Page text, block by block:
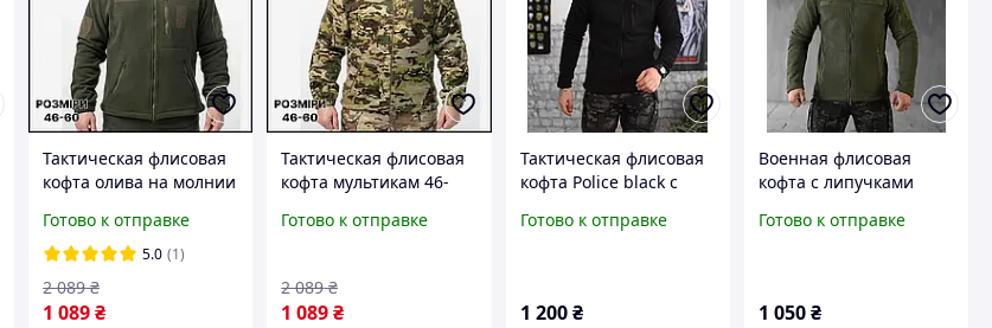
Тактическая флисовая
кофта олива на молнии
мужская флиска хаки с
липучками кофта ЗСУ
Р/В
Готово к отправке
5.0 (1)
1 089₴
2 089 ₴
Тактическая флисовая
кофта мультикам 46-
флиска мультикам на
кофта ЗСУ Р/В
Готово к отправке
1 089₴
2 089 ₴
Тактическая флисовая
кофта Police black с
военная кофта флиска
Готово к отправке
1 200 ₴
Военная флисовая
кофта с липучками
флисовка уставная
viy skk tor
Готово к отправке
1 050₴